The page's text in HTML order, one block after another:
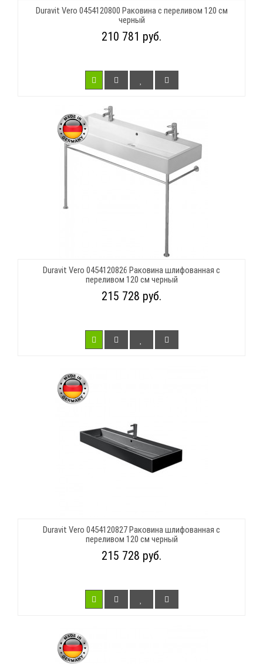
Duravit Vero 0454120800 Раковина с переливом 120 см
черный
210 781 руб.
Duravit Vero 0454120826 Раковина шлифованная с
переливом 120 см черный
215 728 руб.
Duravit Vero 0454120827 Раковина шлифованная с
переливом 120 см черный
215 728 руб.